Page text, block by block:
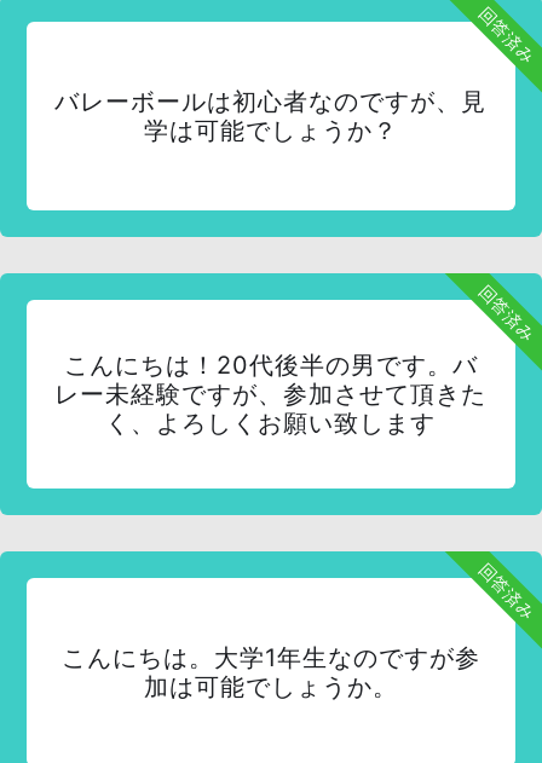
回答済み
バレーボールは初心者なのですが、見
学は可能でしょうか？
回答済み
こんにちは！20代後半の男です。バ
レー未経験ですが、参加させて頂きた
く、よろしくお願い致します
回答済み
こんにちは。大学1年生なのですが参
加は可能でしょうか。